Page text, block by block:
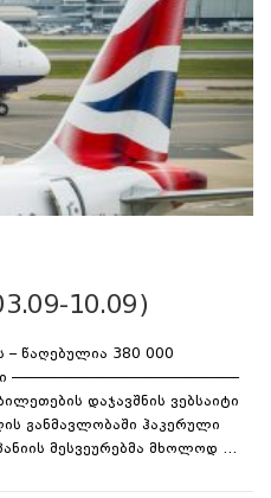
10.09)
– წაღებულია 380 000
————————–———————–
დაჯავშნის ვებსაიტი
განმავლობაში ჰაკერული
მესვეურებმა მხოლოდ …